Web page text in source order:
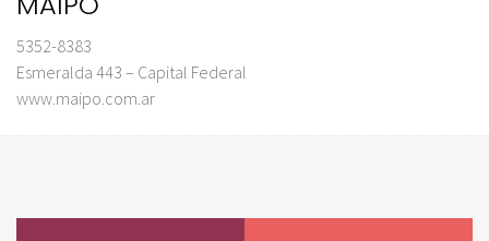
5352-8383
Esmeralda 443 – Capital Federal
www.maipo.com.ar